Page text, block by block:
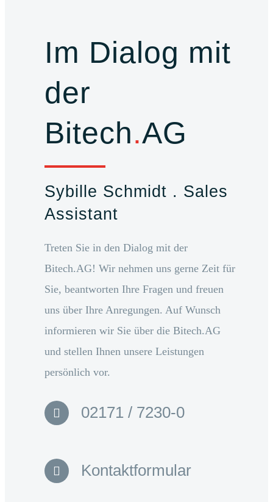
Im Dialog mit
der
Bitech.AG
Sybille Schmidt . Sales
Assistant
Treten Sie in den Dialog mit der
Bitech.AG! Wir nehmen uns gerne Zeit für
Sie, beantworten Ihre Fragen und freuen
uns über Ihre Anregungen. Auf Wunsch
informieren wir Sie über die Bitech.AG
und stellen Ihnen unsere Leistungen
persönlich vor.
02171 / 7230-0
Kontaktformular